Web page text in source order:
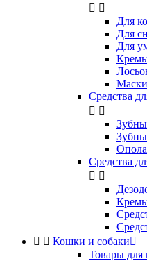
 
Для
Для
Для
Средства
 
Средства
 
  Кошки и собаки
Товары для